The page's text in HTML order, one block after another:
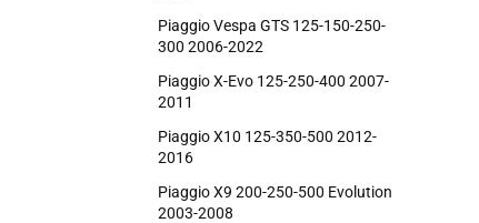
Piaggio Vespa GTS 125-150-250-
300 2006-2022
Piaggio X-Evo 125-250-400 2007-
2011
Piaggio X10 125-350-500 2012-
2016
Piaggio X9 200-250-500 Evolution
2003-2008